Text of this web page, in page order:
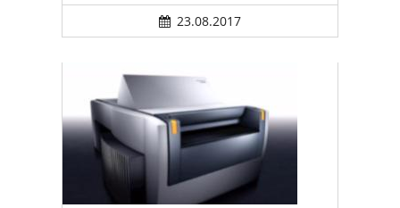
23.08.2017